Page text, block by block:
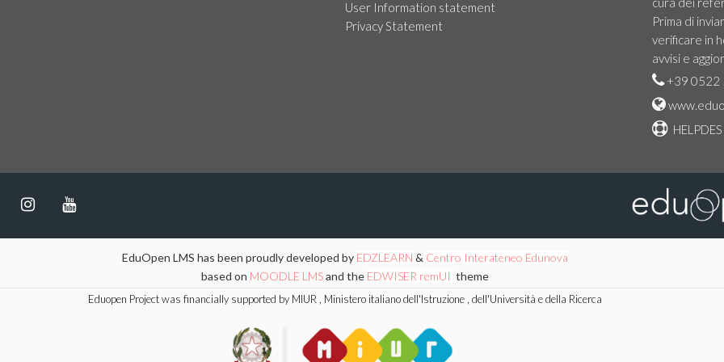
User Information statement
Privacy Statement
Prima di
verificare in
avvisi e
+39 0522
EduOpen LMS has been proudly developed by EDZLEARN & Centro Interateneo Edunova
based on MOODLE LMSand the EDWISER remUI theme
Eduopen Project was financially supported by MIUR , Ministero italiano dell'Istruzione , dell'Università e della Ricerca